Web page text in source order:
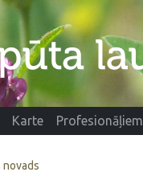
Karte Profesionāļiem
novads